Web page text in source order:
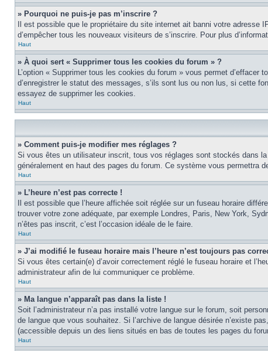
» Pourquoi ne puis-je pas m’inscrire ?
Il est possible que le propriétaire du site internet ait banni votre
d’empêcher tous les nouveaux visiteurs de s’inscrire. Pour plus
Haut
» À quoi sert « Supprimer tous les cookies du forum » ?
L’option « Supprimer tous les cookies du forum » vous permet
d’enregistrer le statut des messages, s’ils sont lus ou non lus, si cette
essayez de supprimer les cookies.
Haut
» Comment puis-je modifier mes réglages ?
Si vous êtes un utilisateur inscrit, tous vos réglages sont stockés dans
généralement en haut des pages du forum. Ce système vous permettra
Haut
» L’heure n’est pas correcte !
Il est possible que l’heure affichée soit réglée sur un fuseau horaire
trouver votre zone adéquate, par exemple Londres, Paris, New York,
n’êtes pas inscrit, c’est l’occasion idéale de le faire.
Haut
» J’ai modifié le fuseau horaire mais l’heure n’est toujours pas
Si vous êtes certain(e) d’avoir correctement réglé le fuseau horaire et
administrateur afin de lui communiquer ce problème.
Haut
» Ma langue n’apparaît pas dans la liste !
Soit l’administrateur n’a pas installé votre langue sur le forum, soit
de langue que vous souhaitez. Si l’archive de langue désirée n’existe
(accessible depuis un des liens situés en bas de toutes les pages du
Haut